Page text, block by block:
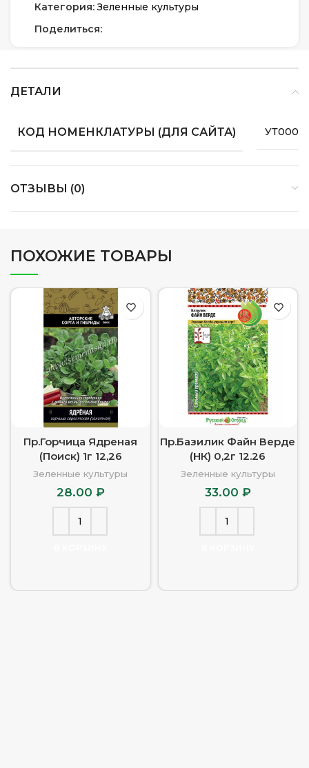
Категория: Зеленные культуры
Поделиться:
ДЕТАЛИ
КОД НОМЕНКЛАТУРЫ (ДЛЯ САЙТА)
ОТЗЫВЫ (0)
ПОХОЖИЕ ТОВАРЫ
Пр.Горчица Ядреная
(Поиск) 1г 12,26
Зеленные культуры
28.00 ₽
Пр.Базилик Файн Верде
(НК) 0,2г 12.26
Зеленные культуры
33.00 ₽